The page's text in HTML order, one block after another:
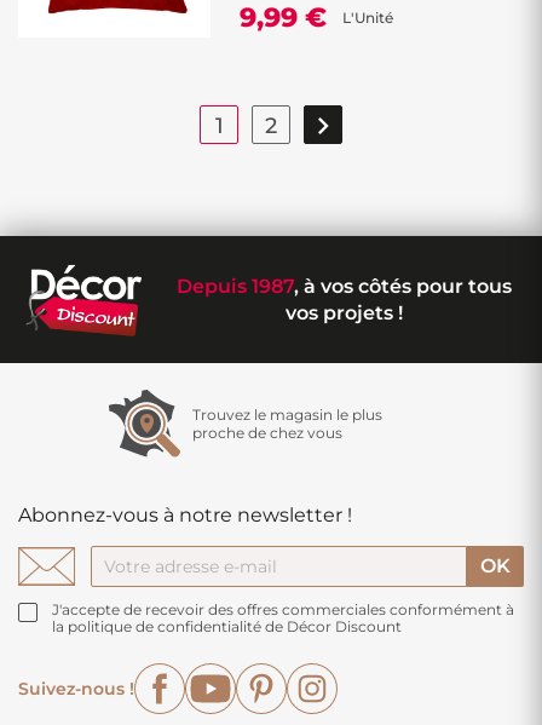
9,99 € L'Unité
1 2 
Depuis 1987, à vos côtés pour tous
vos projets !
Trouvez le magasin le plus
proche de chez vous
Abonnez-vous à notre newsletter !
J'accepte de recevoir des offres commerciales conformément à
la politique de confidentialité de Décor Discount
Suivez-nous !
FacebookYouTubePinterest